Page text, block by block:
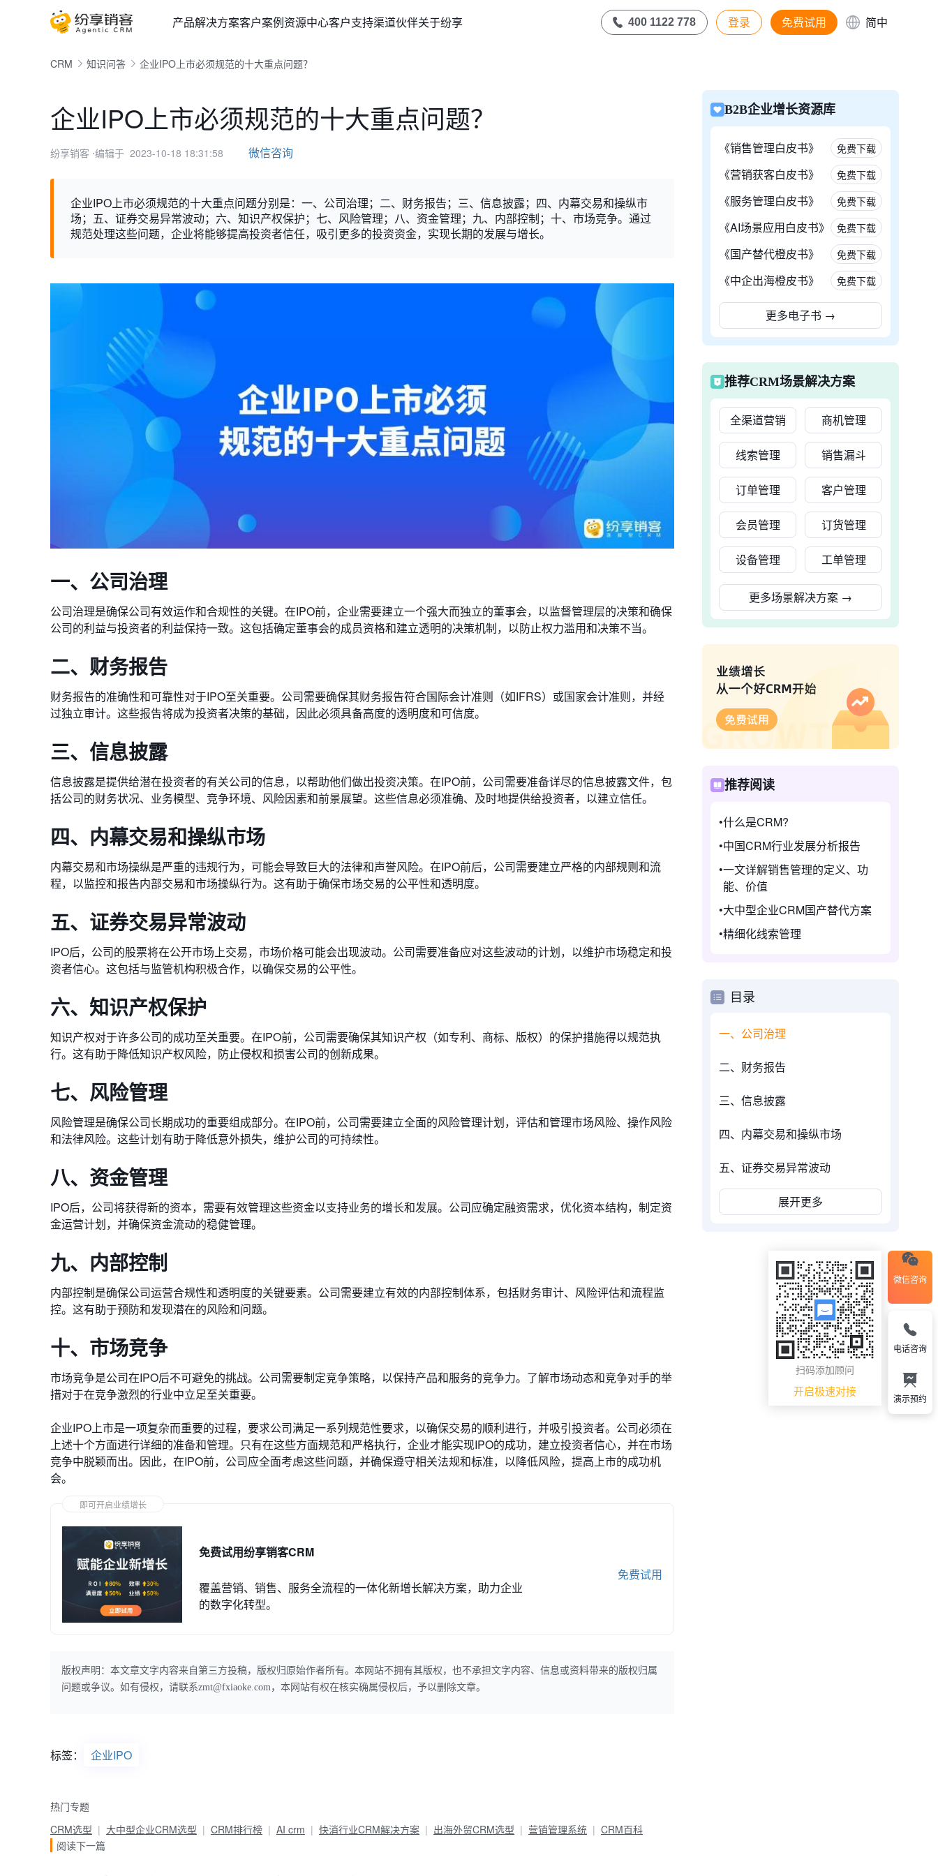
产品解决方案客户案例资源中心客户支持渠道伙伴关于纷享 400 1122 778 登录 免费试用 简中
CRM 知识问答 企业IPO上市必须规范的十大重点问题？
企业IPO上市必须规范的十大重点问题？
纷享销客 ⋅编辑于 2023-10-18 18:31:58 微信咨询
企业IPO上市必须规范的十大重点问题分别是：一、公司治理；二、财务报告；三、信息披露；四、内幕交易和操纵市
场；五、证券交易异常波动；六、知识产权保护；七、风险管理；八、资金管理；九、内部控制；十、市场竞争。通过
规范处理这些问题，企业将能够提高投资者信任，吸引更多的投资资金，实现长期的发展与增长。
一、公司治理
公司治理是确保公司有效运作和合规性的关键。在IPO前，企业需要建立一个强大而独立的董事会，以监督管理层的决策和确保
公司的利益与投资者的利益保持一致。这包括确定董事会的成员资格和建立透明的决策机制，以防止权力滥用和决策不当。
二、财务报告
财务报告的准确性和可靠性对于IPO至关重要。公司需要确保其财务报告符合国际会计准则（如IFRS）或国家会计准则，并经
过独立审计。这些报告将成为投资者决策的基础，因此必须具备高度的透明度和可信度。
三、信息披露
信息披露是提供给潜在投资者的有关公司的信息，以帮助他们做出投资决策。在IPO前，公司需要准备详尽的信息披露文件，包
括公司的财务状况、业务模型、竞争环境、风险因素和前景展望。这些信息必须准确、及时地提供给投资者，以建立信任。
四、内幕交易和操纵市场
内幕交易和市场操纵是严重的违规行为，可能会导致巨大的法律和声誉风险。在IPO前后，公司需要建立严格的内部规则和流
程，以监控和报告内部交易和市场操纵行为。这有助于确保市场交易的公平性和透明度。
五、证券交易异常波动
IPO后，公司的股票将在公开市场上交易，市场价格可能会出现波动。公司需要准备应对这些波动的计划，以维护市场稳定和投
资者信心。这包括与监管机构积极合作，以确保交易的公平性。
六、知识产权保护
知识产权对于许多公司的成功至关重要。在IPO前，公司需要确保其知识产权（如专利、商标、版权）的保护措施得以规范执
行。这有助于降低知识产权风险，防止侵权和损害公司的创新成果。
七、风险管理
风险管理是确保公司长期成功的重要组成部分。在IPO前，公司需要建立全面的风险管理计划，评估和管理市场风险、操作风险
和法律风险。这些计划有助于降低意外损失，维护公司的可持续性。
八、资金管理
IPO后，公司将获得新的资本，需要有效管理这些资金以支持业务的增长和发展。公司应确定融资需求，优化资本结构，制定资
金运营计划，并确保资金流动的稳健管理。
九、内部控制
内部控制是确保公司运营合规性和透明度的关键要素。公司需要建立有效的内部控制体系，包括财务审计、风险评估和流程监
控。这有助于预防和发现潜在的风险和问题。
十、市场竞争
市场竞争是公司在IPO后不可避免的挑战。公司需要制定竞争策略，以保持产品和服务的竞争力。了解市场动态和竞争对手的举
措对于在竞争激烈的行业中立足至关重要。
企业IPO上市是一项复杂而重要的过程，要求公司满足一系列规范性要求，以确保交易的顺利进行，并吸引投资者。公司必须在
上述十个方面进行详细的准备和管理。只有在这些方面规范和严格执行，企业才能实现IPO的成功，建立投资者信心，并在市场
竞争中脱颖而出。因此，在IPO前，公司应全面考虑这些问题，并确保遵守相关法规和标准，以降低风险，提高上市的成功机
会。
即可开启业绩增长
免费试用纷享销客CRM
覆盖营销、销售、服务全流程的一体化新增长解决方案，助力企业
的数字化转型。
免费试用
版权声明：本文章文字内容来自第三方投稿，版权归原始作者所有。本网站不拥有其版权，也不承担文字内容、信息或资料带来的版权归属
问题或争议。如有侵权，请联系zmt@fxiaoke.com，本网站有权在核实确属侵权后，予以删除文章。
标签： 企业IPO
热门专题
CRM选型
大中型企业CRM选型 CRM排行榜 AI crm 快消行业CRM解决方案 出海外贸CRM选型 营销管理系统
CRM百科
阅读下一篇
B2B企业增长资源库
《销售管理白皮书》 免费下载
《营销获客白皮书》 免费下载
《服务管理白皮书》 免费下载
《AI场景应用白皮书》 免费下载
《国产替代橙皮书》 免费下载
《中企出海橙皮书》 免费下载
更多电子书 →
推荐CRM场景解决方案
全渠道营销 商机管理
线索管理 销售漏斗
订单管理 客户管理
会员管理 订货管理
设备管理 工单管理
更多场景解决方案 →
推荐阅读
什么是CRM?
中国CRM行业发展分析报告
一文详解销售管理的定义、功
能、价值
大中型企业CRM国产替代方案
精细化线索管理
目录
一、公司治理
二、财务报告
三、信息披露
四、内幕交易和操纵市场
五、证券交易异常波动
展开更多
微信咨询
扫码添加顾问
开启极速对接
电话咨询
演示预约